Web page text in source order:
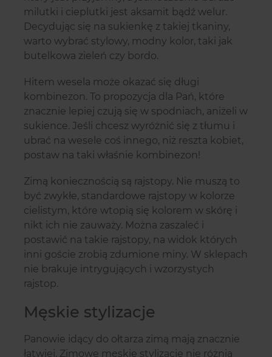
milutki i cieplutki jest aksamit bądź welur.
Decydując się na sukienkę z takiej tkaniny,
warto wybrać stylowy, modny kolor, taki jak
butelkowa zieleń czy bordo.
Hitem wesela może okazać się długi
kombinezon. To propozycja dla Pań, które
znacznie lepiej czują się w spodniach, aniżeli w
sukience. Jeśli chcesz wyróżnić się z tłumu i
ubrać na wesele coś innego, niż reszta kobiet,
postaw na taki właśnie kombinezon!
Zimą koniecznością są rajstopy. Nie muszą to
być zwykłe, standardowe rajstopy w kolorze
cielistym, które wtopią się kolorem w skórę i
nikt ich nie zauważy. Można zaszaleć i
postawić na takie rajstopy, na widok których
inni goście zrobią zdumione miny. W sklepach
nie brakuje intrygujących i wzorzystych
rajstop.
Męskie stylizacje
Panowie idący do ołtarza zimą mają znacznie
łatwiej. Zimowe męskie stylizacje nie różnią